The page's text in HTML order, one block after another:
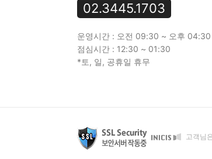
02.3445.1703
운영시간 : 오전 09:30 ~ 오후 04:30
점심시간 : 12:30 ~ 01:30
*토, 일, 공휴일 휴무
고객님